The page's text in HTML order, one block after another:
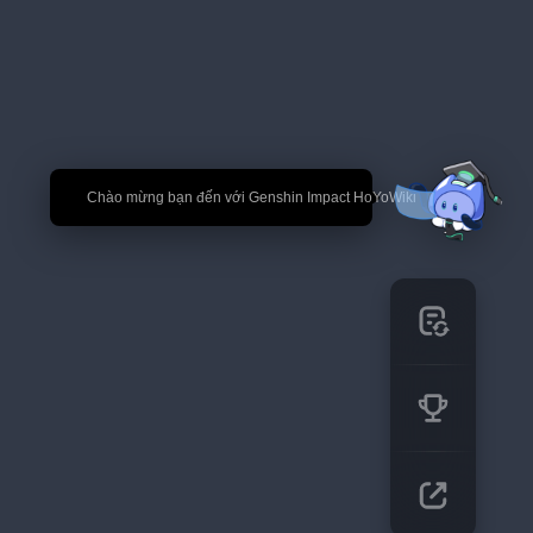
🎉 Chào mừng bạn đến với Genshin Impact HoYoWiki